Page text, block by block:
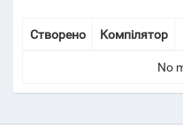
Створено Компілятор
No